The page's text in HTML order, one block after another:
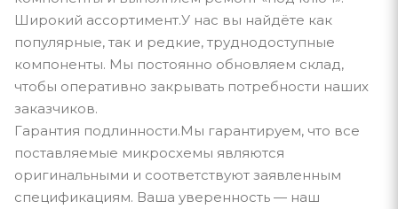
Широкий ассортимент.У нас вы найдёте как
популярные, так и редкие, труднодоступные
компоненты. Мы постоянно обновляем склад,
чтобы оперативно закрывать потребности наших
заказчиков.
Гарантия подлинности.Мы гарантируем, что все
поставляемые микросхемы являются
оригинальными и соответствуют заявленным
спецификациям. Ваша уверенность — наш